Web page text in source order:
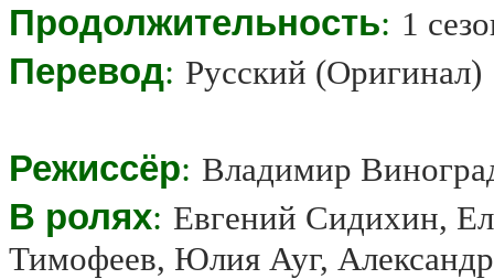
Продолжительность: 1
Перевод: Русский (Оригинал)
Режиссёр: Владимир
В ролях: Евгений Сидихин,
Тимофеев, Юлия Ауг,